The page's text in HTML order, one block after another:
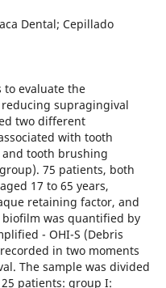
Dental; Cepillado
to evaluate the
supragingival
two different
with tooth
tooth brushing
75 patients, both
17 to 65 years,
retaining factor, and
biofilm was quantified by
- OHI-S (Debris
in two moments
The sample was divided
patients: group I: